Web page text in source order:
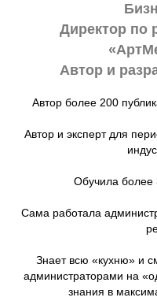
Б
Директор по
Автор и
Автор более 200
Автор и эксперт для
Обучила более
Сама работала
Знает всю «кухню» и
администраторами на
знания в